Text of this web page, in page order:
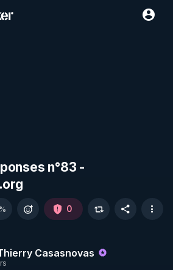
n°83 -
Casasnovas
0